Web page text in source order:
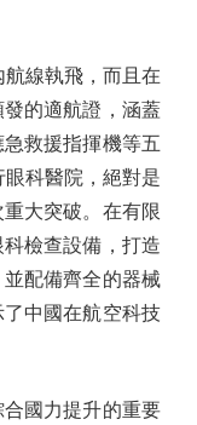
線執飛，而且在
發的適航證，涵蓋
救援指揮機等五
科醫院，絕對是
大突破。在有限
檢查設備，打造
配備齊全的器械
中國在航空科技
國力提升的重要